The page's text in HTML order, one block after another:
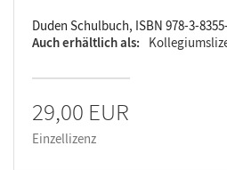
Duden Schulbuch, ISBN 978-3-
Auch erhältlich als
29,00 EUR
Einzellizenz